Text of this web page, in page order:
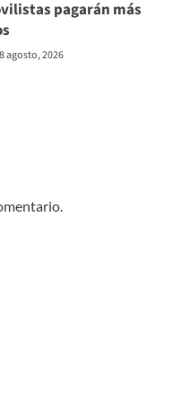
pagarán más
8 agosto, 2026